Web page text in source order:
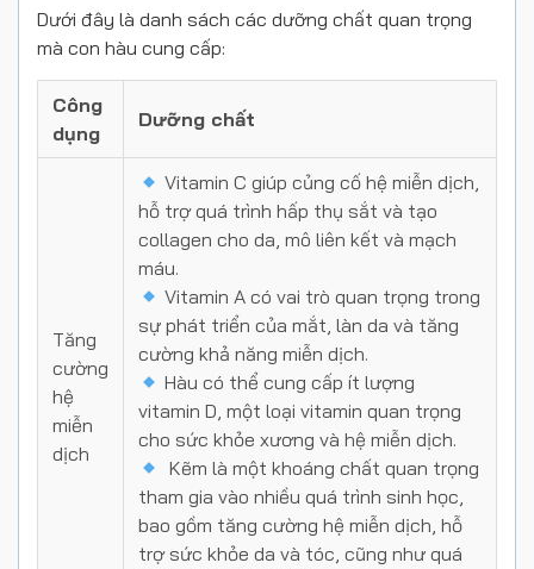
Dưới đây là danh sách các dưỡng chất quan trọng
mà con hàu cung cấp:
Công
dụng
Dưỡng chất
Tăng
cường
hệ
miễn
dịch
Vitamin C giúp củng cố hệ miễn dịch,
hỗ trợ quá trình hấp thụ sắt và tạo
collagen cho da, mô liên kết và mạch
máu.
Vitamin A có vai trò quan trọng trong
sự phát triển của mắt, làn da và tăng
cường khả năng miễn dịch.
Hàu có thể cung cấp ít lượng
vitamin D, một loại vitamin quan trọng
cho sức khỏe xương và hệ miễn dịch.
Kẽm là một khoáng chất quan trọng
tham gia vào nhiều quá trình sinh học,
bao gồm tăng cường hệ miễn dịch, hỗ
trợ sức khỏe da và tóc, cũng như quá